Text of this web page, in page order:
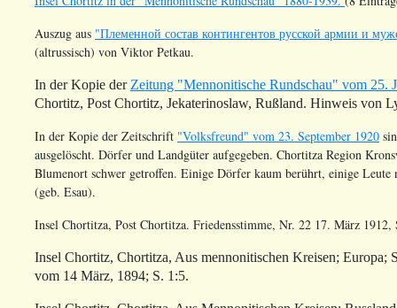
Auszug aus "Племенной состав контингентов русской армии и
(altrussisch) von Viktor Petkau.
In der Kopie derZeitung "Mennonitische Rundschau" vom 25.
Chortitz, Post Chortitz, Jekaterinoslaw, Rußland. Hinweis von
In der Kopie der Zeitschrift "Volksfreund" vom 23. September 1920
ausgelöscht. Dörfer und Landgüter aufgegeben. Chortitza Region
Blumenort schwer getroffen. Einige Dörfer kaum berührt, einige
(geb. Esau).
Insel Chortitza, Post Chortitza. Friedensstimme, Nr. 22 17. März 1912,
Insel Chortitz, Chortitza, Aus mennonitischen Kreisen;
vom 14 März, 1894; S. 1:5.